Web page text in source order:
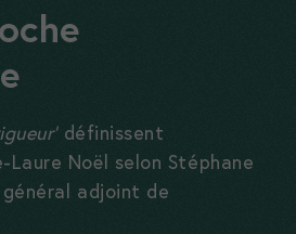
définissent
Laure Noël selon Stéphane
adjoint de